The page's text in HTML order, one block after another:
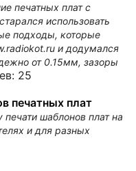
печатных плат с
использовать
подходы, которые
и додумался
от 0.15мм, зазоры
25
печатных плат
шаблонов плат на
и для разных